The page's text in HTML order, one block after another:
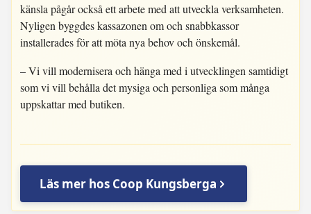
känsla pågår också ett arbete med att utveckla verksamheten.
Nyligen byggdes kassazonen om och snabbkassor
installerades för att möta nya behov och önskemål.
– Vi vill modernisera och hänga med i utvecklingen samtidigt
som vi vill behålla det mysiga och personliga som många
uppskattar med butiken.
Läs mer hos Coop Kungsberga